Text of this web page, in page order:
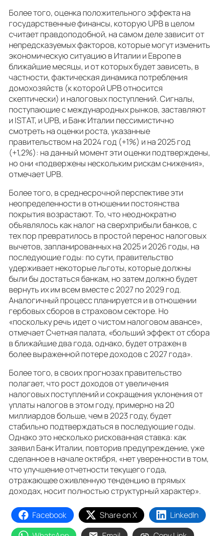
Более того, оценка положительного эффекта на
государственные финансы, которую UPB в целом
считает правдоподобной, на самом деле зависит от
непредсказуемых факторов, которые могут изменить
экономическую ситуацию в Италии и Европе в
ближайшие месяцы, и от которых будет зависеть, в
частности, фактическая динамика потребления
домохозяйств (к которой UPB относится
скептически) и налоговых поступлений. Сигналы,
поступающие с международных рынков, заставляют
и ISTAT, и UPB, и Банк Италии пессимистично
смотреть на оценки роста, указанные
правительством на 2024 год (+1%) и на 2025 год
(+1,2%): на данный момент эти оценки подтверждены,
но они «подвержены нескольким рискам снижения»,
отмечает UPB.
Более того, в среднесрочной перспективе эти
неопределенности в отношении постоянства
покрытия возрастают. То, что неоднократно
объявлялось как налог на сверхприбыли банков, с
тех пор превратилось в простой перенос налоговых
вычетов, запланированных на 2025 и 2026 годы, на
последующие годы: по сути, правительство
удерживает некоторые льготы, которые должны
были бы достаться банкам, но затем должно будет
вернуть их им всем вместе с 2027 по 2029 год.
Аналогичный процесс планируется и в отношении
гербовых сборов в страховом секторе. Но
«поскольку речь идет о чистом налоговом авансе»,
отмечает Счетная палата, «больший эффект от сбора
в ближайшие два года, однако, будет отражен в
более выраженной потере доходов с 2027 года».
Более того, в своих прогнозах правительство
полагает, что рост доходов от увеличения
налоговых поступлений и сокращения уклонения от
уплаты налогов в этом году, примерно на 20
миллиардов больше, чем в 2023 году, будет
стабильно подтверждаться в последующие годы.
Однако это несколько рискованная ставка: как
заявил Банк Италии, повторив предупреждение, уже
сделанное в начале октября, «нет уверенности в том,
что улучшение отчетности текущего года,
отражающее оживленную тенденцию в прямых
доходах, носит полностью структурный характер».
Facebook Share on X
LinkedIn